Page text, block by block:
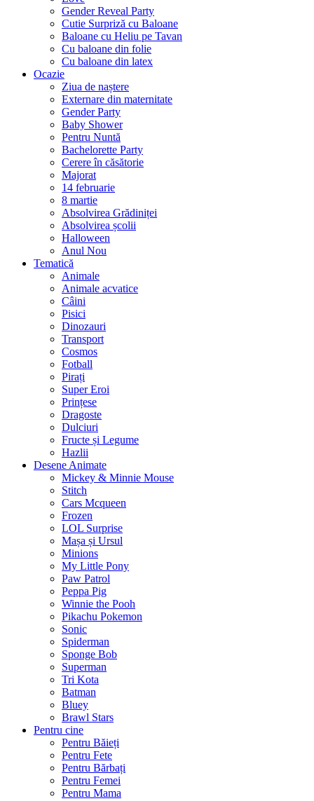
Gender Reveal Party
Cutie Surpriză cu Baloane
Baloane cu Heliu pe Tavan
Cu baloane din folie
Cu baloane din latex
Ocazie
Ziua de naștere
Externare din maternitate
Gender Party
Baby Shower
Pentru Nuntă
Bachelorette Party
Cerere în căsătorie
Majorat
14 februarie
8 martie
Absolvirea Grădiniței
Absolvirea școlii
Halloween
Anul Nou
Tematică
Animale
Animale acvatice
Câini
Pisici
Dinozauri
Transport
Cosmos
Fotball
Pirați
Super Eroi
Prințese
Dragoste
Dulciuri
Fructe și Legume
Hazlii
Desene Animate
Mickey & Minnie Mouse
Stitch
Cars Mcqueen
Frozen
LOL Surprise
Mașa și Ursul
Minions
My Little Pony
Paw Patrol
Peppa Pig
Winnie the Pooh
Pikachu Pokemon
Sonic
Spiderman
Sponge Bob
Superman
Tri Kota
Batman
Bluey
Brawl Stars
Pentru cine
Pentru Băieți
Pentru Fete
Pentru Bărbați
Pentru Femei
Pentru Mama